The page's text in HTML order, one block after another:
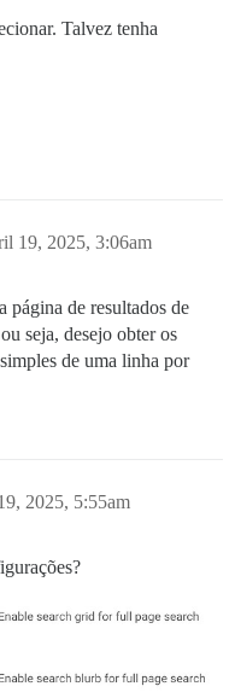
Talvez tenha
19, 2025, 3:06am
página de resultados de
seja, desejo obter os
de uma linha por
2025, 5:55am